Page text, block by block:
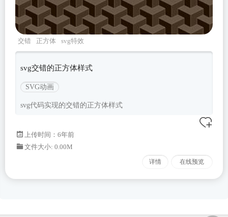
交错 正方体 svg特效
svg交错的正方体样式
SVG动画
svg代码实现的交错的正方体样式
上传时间：6年前
文件大小: 0.00M
详情 在线预览